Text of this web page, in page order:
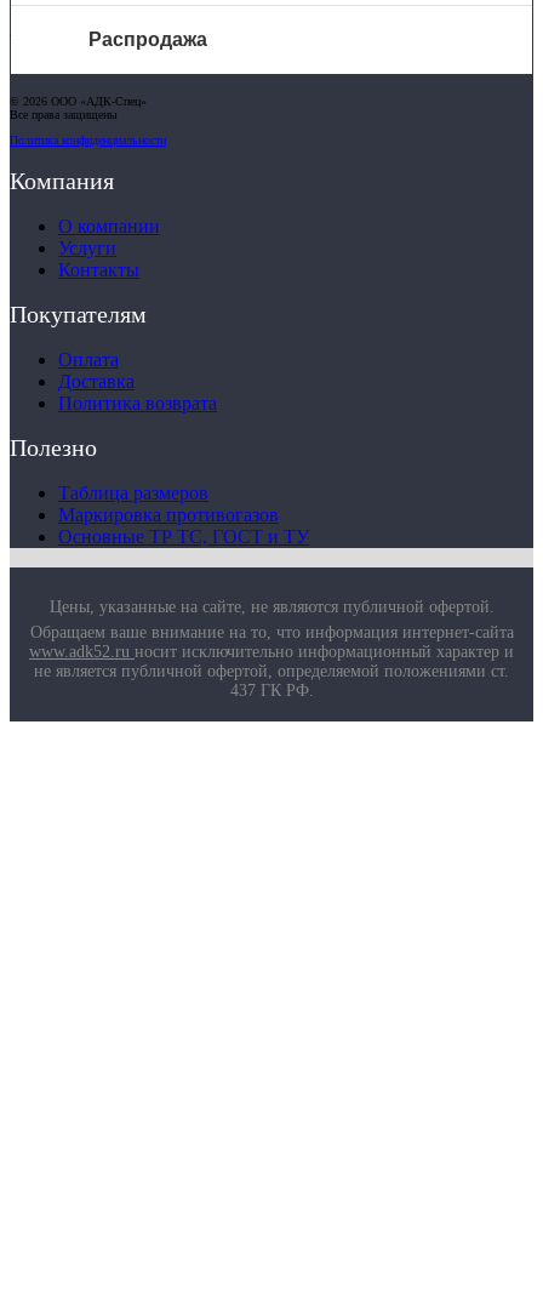
Распродажа
О компании
Услуги
Доставка
Таблица размеров
Основные ТР ТС, ГОСТ и ТУ
Контакты
101@adk52.ru
© 2026 ООО «АДК-Спец»
Все права защищены
Политика конфиденциальности
Компания
О компании
Услуги
Контакты
Покупателям
Оплата
Доставка
Политика возврата
Полезно
Таблица размеров
Маркировка противогазов
Основные ТР ТС, ГОСТ и ТУ
Цены, указанные на сайте, не являются публичной офертой.
Обращаем ваше внимание на то, что информация интернет-сайта
www.adk52.ru носит исключительно информационный характер и
не является публичной офертой, определяемой положениями ст.
437 ГК РФ.